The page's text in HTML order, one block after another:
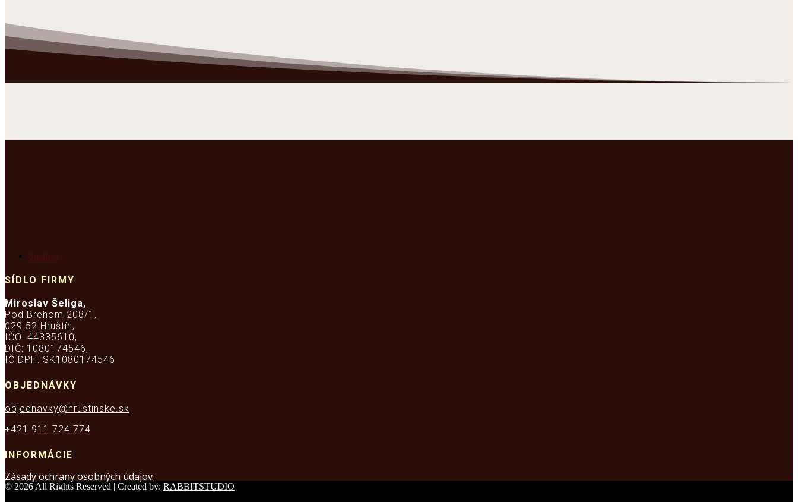
Sledova
SÍDLO FIRMY
Miroslav Šeliga,
Pod Brehom 208/1,
029 52 Hruštín,
IČO: 44335610,
DIČ: 1080174546,
IČ DPH: SK1080174546
OBJEDNÁVKY
objednavky@hrustinske.sk
+421 911 724 774
INFORMÁCIE
Zásady ochrany osobných údajov
© 2026 All Rights Reserved | Created by: RABBITSTUDIO